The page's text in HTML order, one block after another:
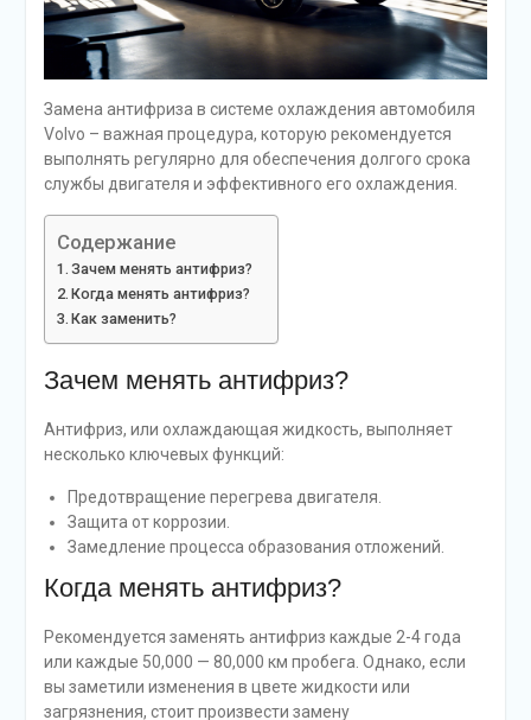
Замена антифриза в системе охлаждения автомобиля
Volvo – важная процедура, которую рекомендуется
выполнять регулярно для обеспечения долгого срока
службы двигателя и эффективного его охлаждения.
Содержание
Зачем менять антифриз?
Когда менять антифриз?
Как заменить?
Зачем менять антифриз?
Антифриз, или охлаждающая жидкость, выполняет
несколько ключевых функций:
Предотвращение перегрева двигателя.
Защита от коррозии.
Замедление процесса образования отложений.
Когда менять антифриз?
Рекомендуется заменять антифриз каждые 2-4 года
или каждые 50,000 — 80,000 км пробега. Однако, если
вы заметили изменения в цвете жидкости или
загрязнения, стоит произвести замену